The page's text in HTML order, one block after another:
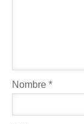
Nombre *